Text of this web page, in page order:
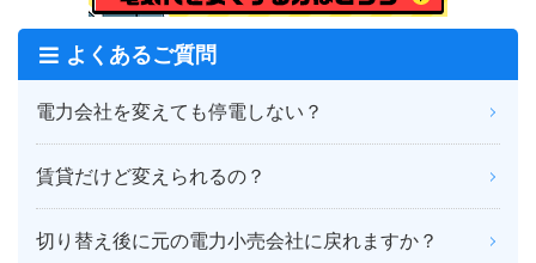
よくあるご質問
電力会社を変えても停電しない？
賃貸だけど変えられるの？
切り替え後に元の電力小売会社に戻れますか？